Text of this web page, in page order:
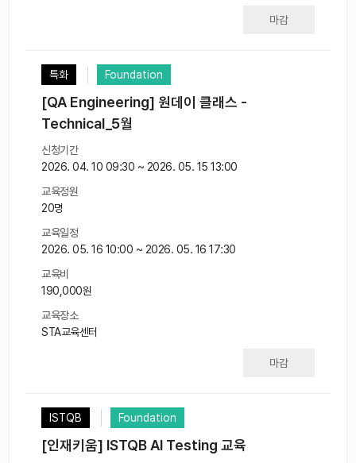
마감
특화 Foundation
[QA Engineering] 원데이 클래스 -
Technical_5월
신청기간
2026. 04. 10 09:30 ~ 2026. 05. 15 13:00
교육정원
20명
교육일정
2026. 05. 16 10:00 ~ 2026. 05. 16 17:30
교육비
190,000원
교육장소
STA교육센터
마감
ISTQB Foundation
[인재키움] ISTQB AI Testing 교육